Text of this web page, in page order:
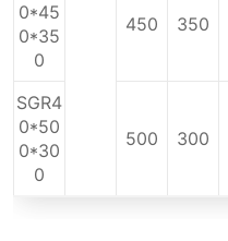
0*45
0*35
0
450 350
SGR4
0*50
0*30
0
500 300